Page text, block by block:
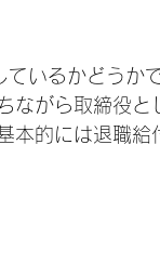
いるかどうかで
ながら取締役と
本的には退職給